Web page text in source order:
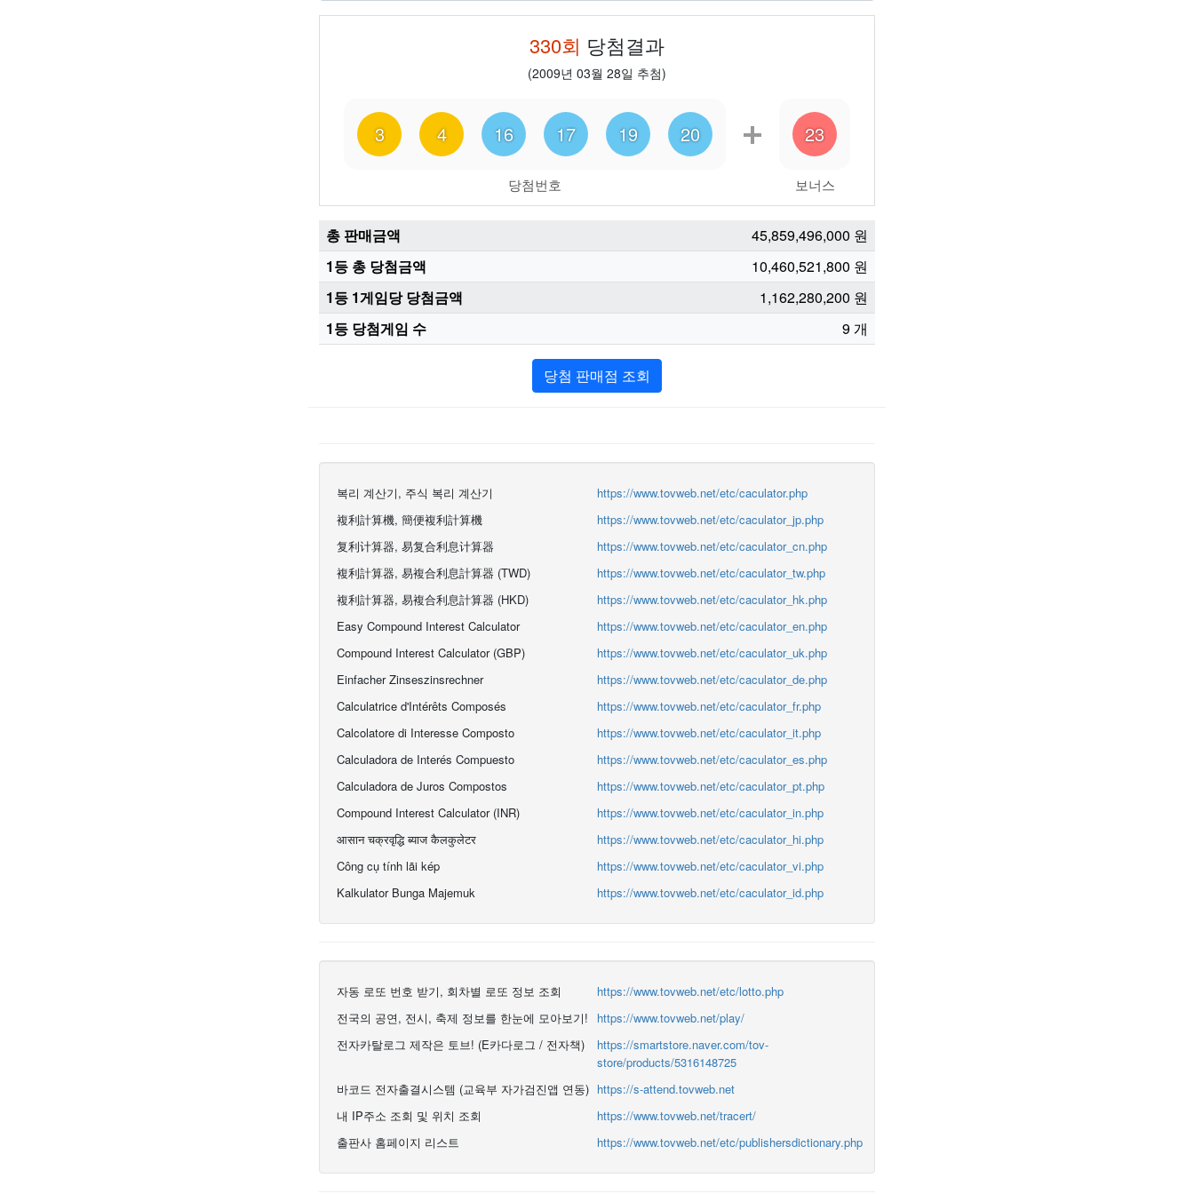
330회 당첨결과
(2009년 03월 28일 추첨)
당첨번호
3 4 16 17 19 20
보너스
23
총 판매금액 45,859,496,000 원
1등 총 당첨금액
10,460,521,800 원
1등 1게임당 당첨금액
1,162,280,200 원
1등 당첨게임 수
9개
당첨 판매점 조회
복리 계산기, 주식 복리 계산기
https://www.tovweb.net/etc/caculator.php
複利計算機, 簡便複利計算機
https://www.tovweb.net/etc/caculator_jp.php
复利计算器, 易复合利息计算器
https://www.tovweb.net/etc/caculator_cn.php
複利計算器, 易複合利息計算器 (TWD)
https://www.tovweb.net/etc/caculator_tw.php
複利計算器, 易複合利息計算器 (HKD)
https://www.tovweb.net/etc/caculator_hk.php
Easy Compound Interest Calculator
https://www.tovweb.net/etc/caculator_en.php
Compound Interest Calculator (GBP)
https://www.tovweb.net/etc/caculator_uk.php
Einfacher Zinseszinsrechner
https://www.tovweb.net/etc/caculator_de.php
Calculatrice d'Intérêts Composés
https://www.tovweb.net/etc/caculator_fr.php
Calcolatore di Interesse Composto
https://www.tovweb.net/etc/caculator_it.php
Calculadora de Interés Compuesto
https://www.tovweb.net/etc/caculator_es.php
Calculadora de Juros Compostos
https://www.tovweb.net/etc/caculator_pt.php
Compound Interest Calculator (INR)
https://www.tovweb.net/etc/caculator_in.php
आसान चक्रवृद्धि ब्याज कैलकुलेटर
https://www.tovweb.net/etc/caculator_hi.php
Công cụ tính lãi kép
https://www.tovweb.net/etc/caculator_vi.php
Kalkulator Bunga Majemuk
https://www.tovweb.net/etc/caculator_id.php
자동 로또 번호 받기, 회차별 로또 정보 조회
https://www.tovweb.net/etc/lotto.php
전국의 공연, 전시, 축제 정보를 한눈에 모아보기!
https://www.tovweb.net/play/
전자카탈로그 제작은 토브! (E카다로그 / 전자책)
https://smartstore.naver.com/tov-
store/products/5316148725
바코드 전자출결시스템 (교육부 자가검진앱 연동) https://s-attend.tovweb.net
내 IP주소 조회 및 위치 조회
https://www.tovweb.net/tracert/
출판사 홈페이지 리스트
https://www.tovweb.net/etc/publishersdictionary.php